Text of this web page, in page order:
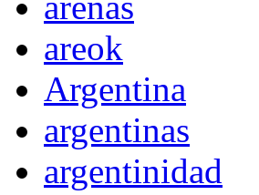
areok
Argentina
argentinas
argentinidad